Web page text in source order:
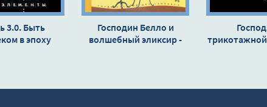
3.0. Быть
в эпоху
Господин Белло и
волшебный эликсир -